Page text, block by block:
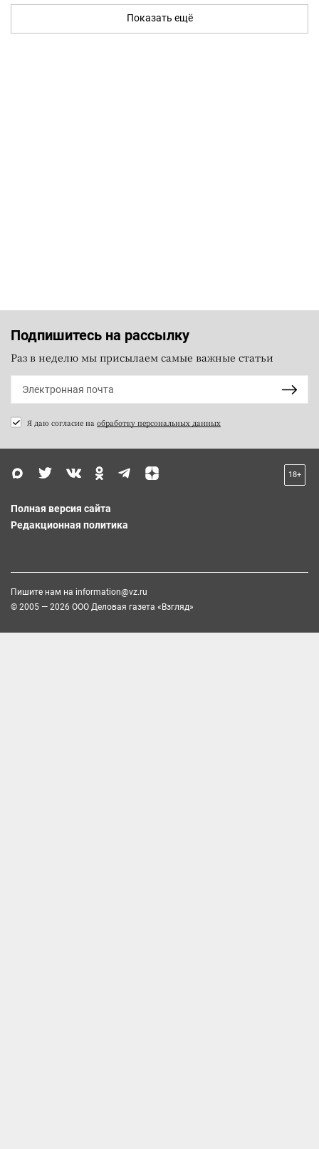
Показать ещё
Подпишитесь на рассылку
Раз в неделю мы присылаем самые важные статьи
Я даю согласие на обработку персональных данных
18+
Полная версия сайта
Редакционная политика
Пишите нам на information@vz.ru
© 2005 — 2026 ООО Деловая газета «Взгляд»